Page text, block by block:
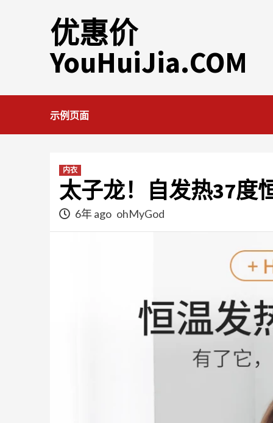
优惠价
YouHuiJia.COM
示例页面
内衣
太子龙！自发热37度
6年 ago ohMyGod